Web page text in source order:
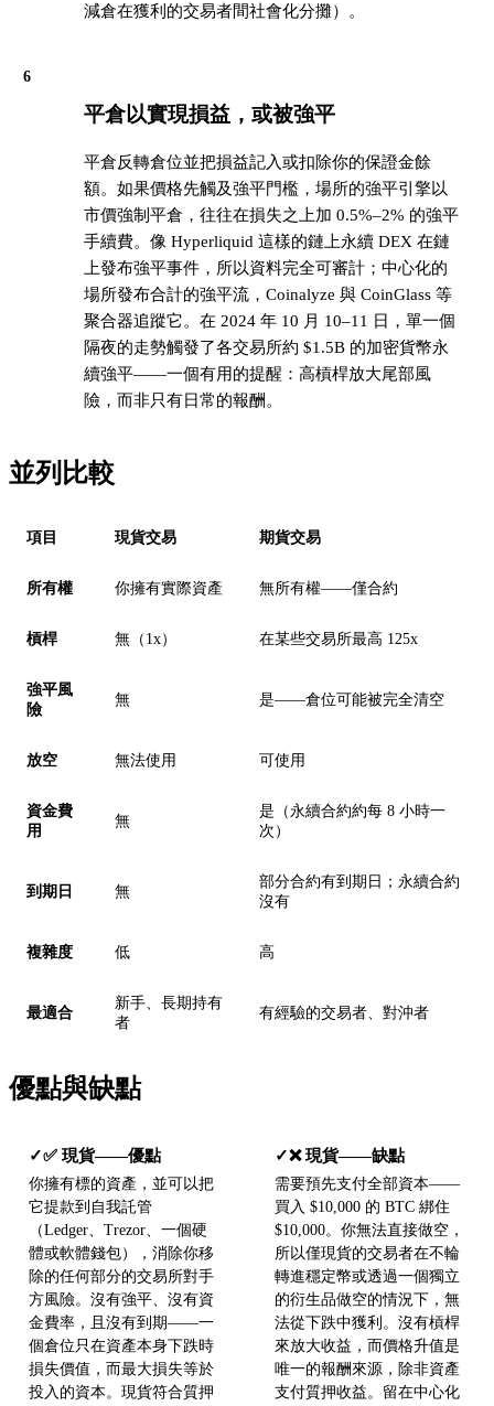
減倉在獲利的交易者間社會化分攤）。
6
平倉以實現損益，或被強平
平倉反轉倉位並把損益記入或扣除你的保證金餘
額。如果價格先觸及強平門檻，場所的強平引擎以
市價強制平倉，往往在損失之上加 0.5%–2% 的強平
手續費。像 Hyperliquid 這樣的鏈上永續 DEX 在鏈
上發布強平事件，所以資料完全可審計；中心化的
場所發布合計的強平流，Coinalyze 與 CoinGlass 等
聚合器追蹤它。在 2024 年 10 月 10–11 日，單一個
隔夜的走勢觸發了各交易所約 $1.5B 的加密貨幣永
續強平——一個有用的提醒：高槓桿放大尾部風
險，而非只有日常的報酬。
並列比較
項目 現貨交易 期貨交易
所有權 你擁有實際資產 無所有權——僅合約
槓桿 無（1x） 在某些交易所最高 125x
強平風
險
無 是——倉位可能被完全清空
放空 無法使用 可使用
資金費
用
無
是（永續合約約每 8 小時一
次）
到期日 無
部分合約有到期日；永續合約
沒有
複雜度 低 高
最適合
新手、長期持有
者
有經驗的交易者、對沖者
優點與缺點
✓✅ 現貨——優點
你擁有標的資產，並可以把
它提款到自我託管
（Ledger、Trezor、一個硬
體或軟體錢包），消除你移
除的任何部分的交易所對手
方風險。沒有強平、沒有資
金費率，且沒有到期——一
個倉位只在資產本身下跌時
損失價值，而最大損失等於
投入的資本。現貨符合質押
✓❌ 現貨——缺點
需要預先支付全部資本——
買入 $10,000 的 BTC 綁住
$10,000。你無法直接做空，
所以僅現貨的交易者在不輪
轉進穩定幣或透過一個獨立
的衍生品做空的情況下，無
法從下跌中獲利。沒有槓桿
來放大收益，而價格升值是
唯一的報酬來源，除非資產
支付質押收益。留在中心化